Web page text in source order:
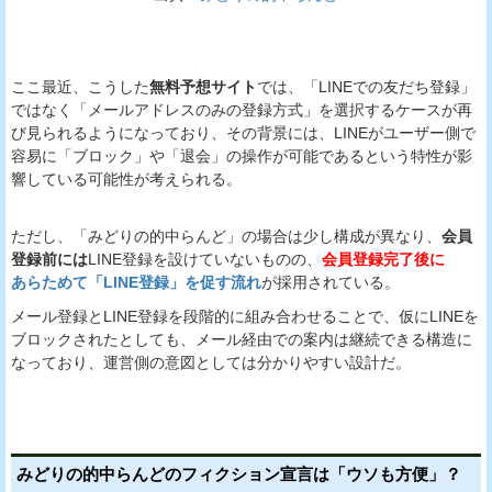
ここ最近、こうした無料予想サイトでは、「LINEでの友だち登録」
ではなく「メールアドレスのみの登録方式」を選択するケースが再
び見られるようになっており、その背景には、LINEがユーザー側で
容易に「ブロック」や「退会」の操作が可能であるという特性が影
響している可能性が考えられる。
ただし、「みどりの的中らんど」の場合は少し構成が異なり、 会員
登録前にはLINE登録を設けていないものの、 会員登録完了後に
あらためて「LINE登録」を促す流れが採用されている。
メール登録とLINE登録を段階的に組み合わせることで、仮にLINEを
ブロックされたとしても、メール経由での案内は継続できる構造に
なっており、運営側の意図としては分かりやすい設計だ。
みどりの的中らんどのフィクション宣言は「ウソも方便」？